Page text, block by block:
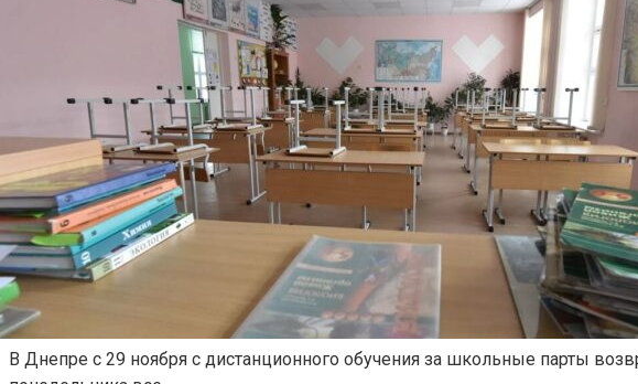
В Днепре с 29 ноября с дистанционного обучения за школьные парты